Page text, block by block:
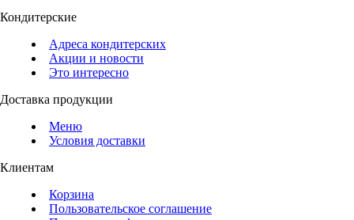
Кондитерские
Адреса кондитерских
Акции и новости
Это интересно
Доставка продукции
Меню
Условия доставки
Клиентам
Корзина
Пользовательское соглашение